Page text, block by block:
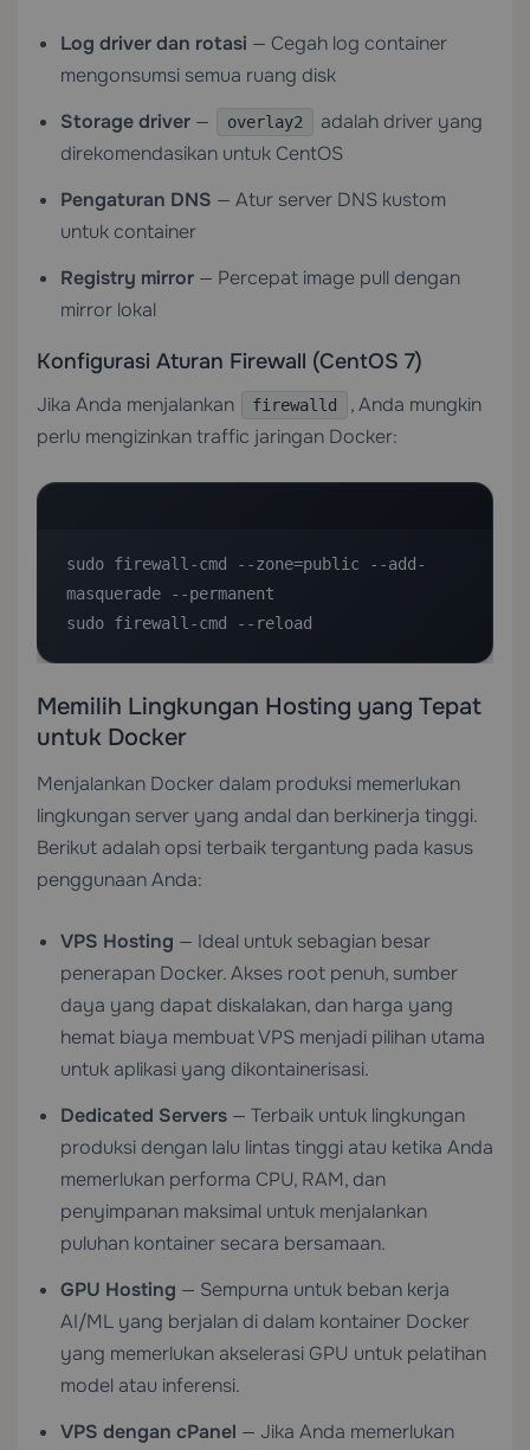
Log driver dan rotasi — Cegah log container
mengonsumsi semua ruang disk
Storage driver — overlay2
adalah driver yang
direkomendasikan untuk CentOS
Pengaturan DNS — Atur server DNS kustom
untuk container
Registry mirror — Percepat image pull dengan
mirror lokal
Konfigurasi Aturan Firewall (CentOS 7)
Jika Anda menjalankan firewalld
, Anda mungkin
perlu mengizinkan traffic jaringan Docker:
sudo firewall-cmd --zone=public --add-
masquerade --permanent
sudo firewall-cmd --reload
Memilih Lingkungan Hosting yang Tepat
untuk Docker
Menjalankan Docker dalam produksi memerlukan
lingkungan server yang andal dan berkinerja tinggi.
Berikut adalah opsi terbaik tergantung pada kasus
penggunaan Anda:
VPS Hosting — Ideal untuk sebagian besar
penerapan Docker. Akses root penuh, sumber
daya yang dapat diskalakan, dan harga yang
hemat biaya membuat VPS menjadi pilihan utama
untuk aplikasi yang dikontainerisasi.
Dedicated Servers — Terbaik untuk lingkungan
produksi dengan lalu lintas tinggi atau ketika Anda
memerlukan performa CPU, RAM, dan
penyimpanan maksimal untuk menjalankan
puluhan kontainer secara bersamaan.
GPU Hosting — Sempurna untuk beban kerja
AI/ML yang berjalan di dalam kontainer Docker
yang memerlukan akselerasi GPU untuk pelatihan
model atau inferensi.
VPS dengan cPanel — Jika Anda memerlukan